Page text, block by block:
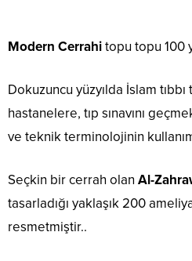
Modern Cerrahitopu topu 100
Dokuzuncu yüzyılda İslam
hastanelere, tıp sınavını
ve teknik terminolojinin
Seçkin bir cerrah olan Al-
tasarladığı yaklaşık 200
resmetmiştir..